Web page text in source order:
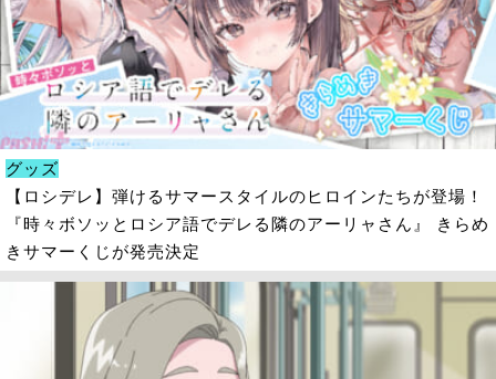
グッズ
【ロシデレ】弾けるサマースタイルのヒロインたちが登場！
『時々ボソッとロシア語でデレる隣のアーリャさん』 きらめ
きサマーくじが発売決定